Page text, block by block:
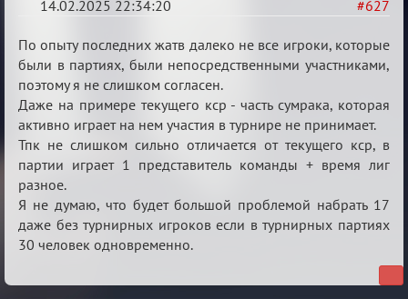
#627
14.02.2025 22:34:20
Re:
Кровавая
жатва
По опыту последних жатв далеко не все игроки, которые
были в партиях, были непосредственными участниками,
поэтому я не слишком согласен.
Даже на примере текущего кср - часть сумрака, которая
активно играет на нем участия в турнире не принимает.
Тпк не слишком сильно отличается от текущего кср, в
партии играет 1 представитель команды + время лиг
разное.
Я не думаю, что будет большой проблемой набрать 17
даже без турнирных игроков если в турнирных партиях
30 человек одновременно.